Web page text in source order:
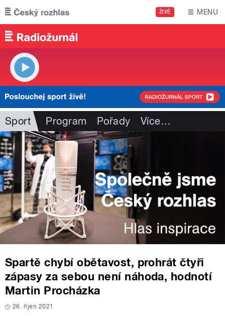
Přejít k hlavnímu obsahu
ŽIVĚ MENU
Sport Program Pořady Více…
Spartě chybí obětavost, prohrát čtyři
zápasy za sebou není náhoda, hodnotí
Martin Procházka
26. říjen 2021